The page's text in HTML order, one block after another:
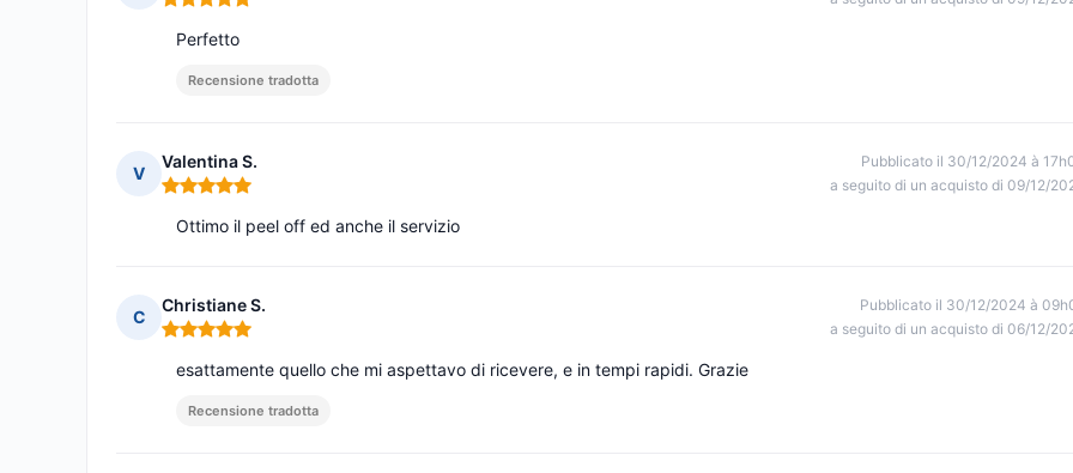
Nota: 5 su 5
Perfetto
Recensione tradotta
V
Valentina S.
Nota: 5 su 5
Pubblicato il 30/12/2024 à
a seguito di un acquisto di 09/12/
Ottimo il peel off ed anche il servizio
C
Christiane S.
Nota: 5 su 5
Pubblicato il 30/12/2024 à
a seguito di un acquisto di 06/12/
esattamente quello che mi aspettavo di ricevere, e in tempi rapidi. Grazie
Recensione tradotta